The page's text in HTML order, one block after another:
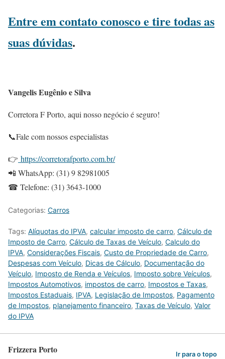
Entre em contato conosco e tire todas as
suas dúvidas.
Vangelis Eugênio e Silva
Corretora F Porto, aqui nosso negócio é seguro!
📞Fale com nossos especialistas
👉 https://corretorafporto.com.br/
📲 WhatsApp: (31) 9 82981005
☎ Telefone: (31) 3643-1000
Categorias: Carros
Tags: Alíquotas do IPVA, calcular imposto de carro, Cálculo de
Imposto de Carro, Cálculo de Taxas de Veículo, Calculo do
IPVA, Considerações Fiscais, Custo de Propriedade de Carro,
Despesas com Veículo, Dicas de Cálculo, Documentação do
Veículo, Imposto de Renda e Veículos, Imposto sobre Veículos,
Impostos Automotivos, impostos de carro, Impostos e Taxas,
Impostos Estaduais, IPVA, Legislação de Impostos, Pagamento
de Impostos, planejamento financeiro, Taxas de Veículo, Valor
do IPVA
Frizzera Porto Ir para o topo